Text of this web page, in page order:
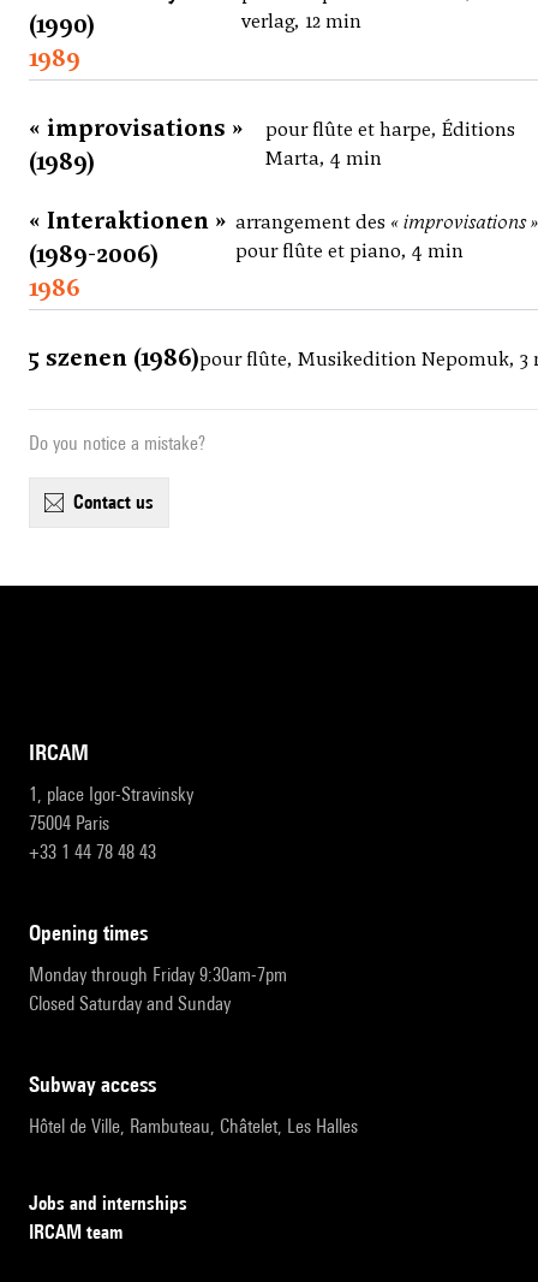
(1990)
verlag, 12 min
1989
« improvisations »
(1989)
pour flûte et harpe, Éditions
Marta, 4 min
« Interaktionen »
(1989-2006)
arrangement des « improvisations »
pour flûte et piano, 4 min
1986
5 szenen (1986)pour flûte, Musikedition Nepomuk, 3
Do you notice a mistake?
contact us
IRCAM
1, place Igor-Stravinsky
75004 Paris
+33 1 44 78 48 43
opening times
Monday through Friday 9:30am-7pm
Closed Saturday and Sunday
subway access
Hôtel de Ville, Rambuteau, Châtelet, Les Halles
Jobs and internships
IRCAM team